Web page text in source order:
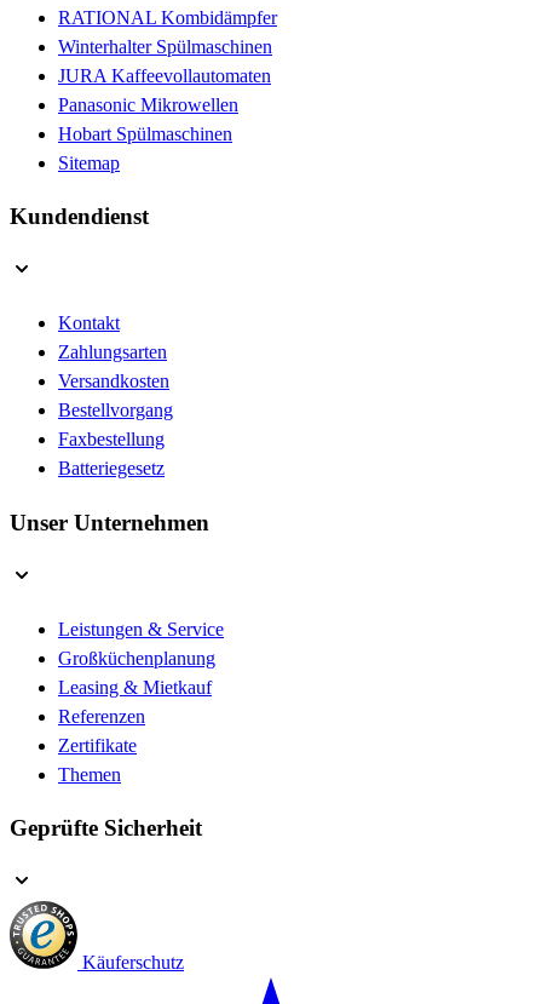
RATIONAL Kombidämpfer
Winterhalter Spülmaschinen
JURA Kaffeevollautomaten
Panasonic Mikrowellen
Hobart Spülmaschinen
Sitemap
Kundendienst
Kontakt
Zahlungsarten
Versandkosten
Bestellvorgang
Faxbestellung
Batteriegesetz
Unser Unternehmen
Leistungen & Service
Großküchenplanung
Leasing & Mietkauf
Referenzen
Zertifikate
Themen
Geprüfte Sicherheit
Käuferschutz